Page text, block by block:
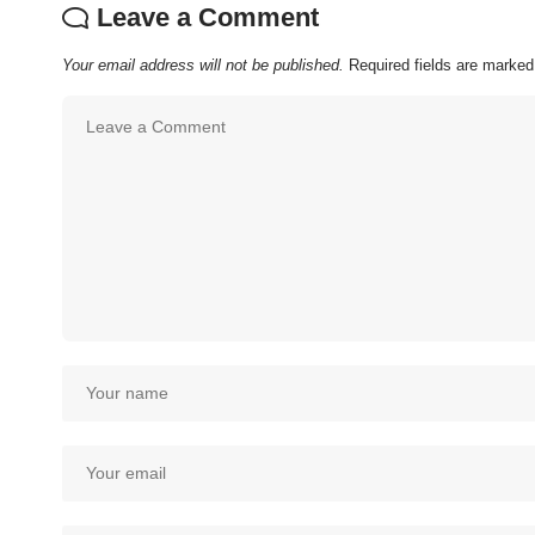
Leave a Comment
Your email address will not be published. Required fields are